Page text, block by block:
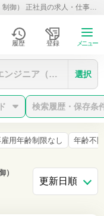
シニア エンジニア（機械・電気・電子・半導体・制御） 正社員の求人・仕事情報
履歴 登録 メニュー
ンジニア（機械・電気
選択
検索履歴・保存条
用年齢制限なし 年齢不問
）